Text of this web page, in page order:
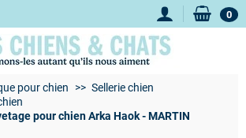
0
pour chien
Sellerie chien
pour chien Arka Haok - MARTIN